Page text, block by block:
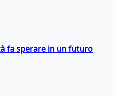
fa sperare in un futuro